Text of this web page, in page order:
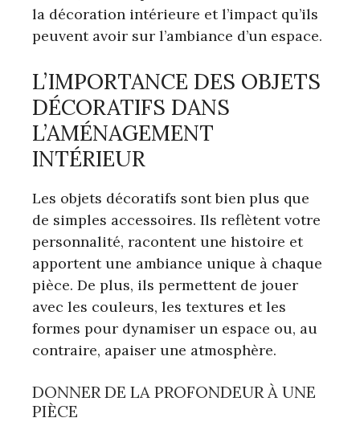
la décoration intérieure et l’impact qu’ils
peuvent avoir sur l’ambiance d’un espace.
L’IMPORTANCE DES OBJETS
DÉCORATIFS DANS
L’AMÉNAGEMENT
INTÉRIEUR
Les objets décoratifs sont bien plus que
de simples accessoires. Ils reflètent votre
personnalité, racontent une histoire et
apportent une ambiance unique à chaque
pièce. De plus, ils permettent de jouer
avec les couleurs, les textures et les
formes pour dynamiser un espace ou, au
contraire, apaiser une atmosphère.
DONNER DE LA PROFONDEUR À UNE
PIÈCE